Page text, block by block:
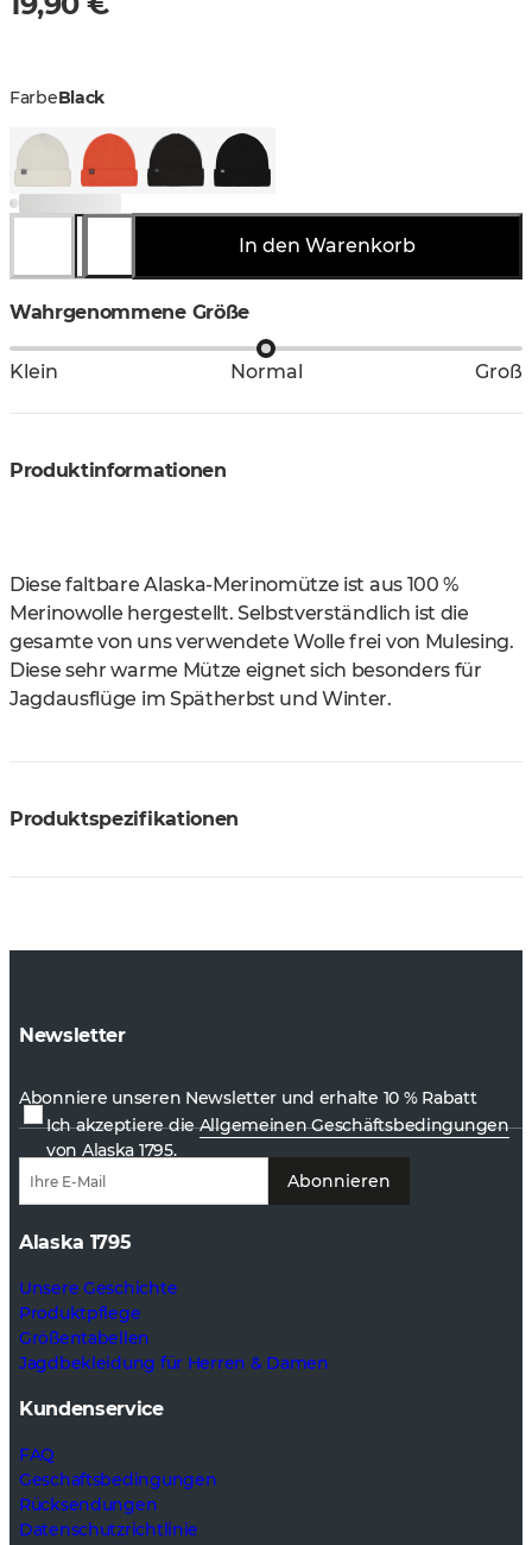
FarbeBlack
In den Warenkorb
Wahrgenommene Größe
Klein Normal Groß
Produktinformationen
Diese faltbare Alaska-Merinomütze ist aus 100 %
Merinowolle hergestellt. Selbstverständlich ist die
gesamte von uns verwendete Wolle frei von Mulesing.
Diese sehr warme Mütze eignet sich besonders für
Jagdausflüge im Spätherbst und Winter.
Produktspezifikationen
Newsletter
Abonniere unseren Newsletter und erhalte 10 % Rabatt
Ich akzeptiere dieAllgemeinen Geschäftsbedingungen
von Alaska 1795.
Abonnieren
Alaska 1795
Unsere Geschichte
Produktpflege
Größentabellen
Jagdbekleidung für Herren & Damen
Kundenservice
FAQ
Geschaftsbedingungen
Rücksendungen
Datenschutzrichtlinie